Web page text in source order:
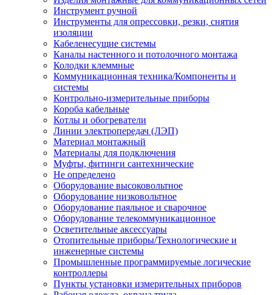
Инструмент ручной
Инструменты для опрессовки, резки, снятия
изоляции
Кабеленесущие системы
Каналы настенного и потолочного монтажа
Колодки клеммные
Коммуникационная техника/Компоненты и
системы
Контрольно-измерительные приборы
Короба кабельные
Котлы и обогреватели
Линии электропередач (ЛЭП)
Материал монтажный
Материалы для подключения
Муфты, фитинги сантехнические
Не определено
Оборудование высоковольтное
Оборудование низковольтное
Оборудование паяльное и сварочное
Оборудование телекоммуникационное
Осветительные аксессуары
Отопительные приборы/Технологические и
инженерные системы
Промышленные программируемые логические
контроллеры
Пункты установки измерительных приборов